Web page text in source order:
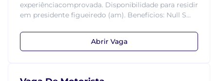
experiênciacomprovada. Disponibilidade para residir
em presidente figueiredo (am). Benefícios: Null S...
Abrir Vaga